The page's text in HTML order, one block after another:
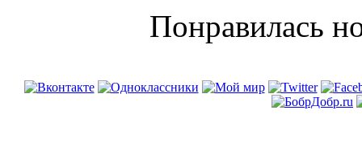
Понравилась